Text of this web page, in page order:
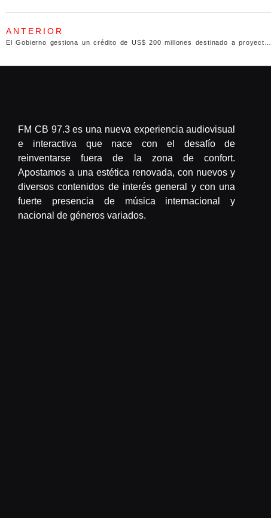
ANTERIOR
FM CB 97.3 es una nueva experiencia audiovisual
e interactiva que nace con el desafío de
reinventarse fuera de la zona de confort.
Apostamos a una estética renovada, con nuevos y
diversos contenidos de interés general y con una
fuerte presencia de música internacional y
nacional de géneros variados.